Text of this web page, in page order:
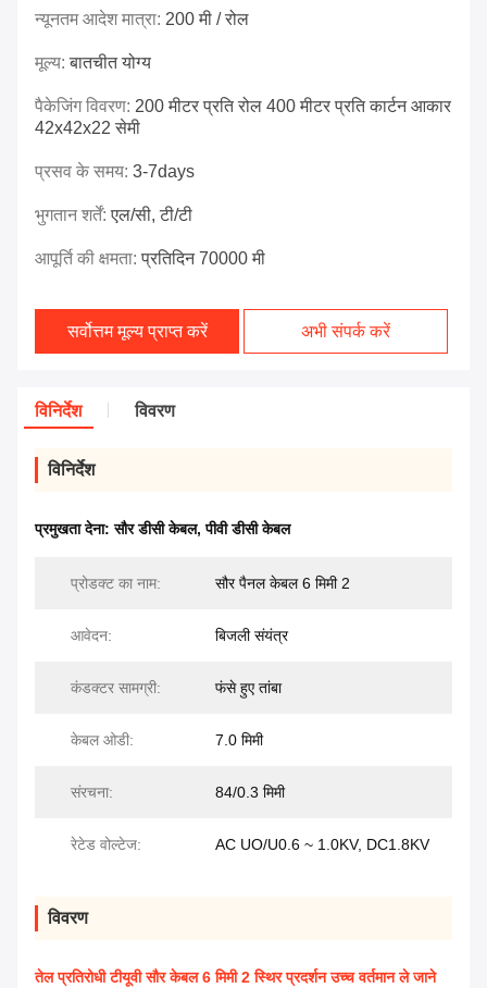
न्यूनतम आदेश मात्रा: 200 मी / रोल
मूल्य:बातचीत योग्य
पैकेजिंग विवरण: 200 मीटर प्रति रोल 400 मीटर प्रति कार्टन आकार
42x42x22 सेमी
प्रसव के समय: 3-7days
भुगतान शर्तें:एल/सी, टी/टी
आपूर्ति की क्षमता:प्रतिदिन 70000 मी
सर्वोत्तम मूल्य प्राप्त करें अभी संपर्क करें
विनिर्देश विवरण
विनिर्देश
प्रमुखता देना:सौर डीसी केबल,पीवी डीसी केबल
प्रोडक्ट का नाम: सौर पैनल केबल 6 मिमी 2
आवेदन: बिजली संयंत्र
कंडक्टर सामग्री: फंसे हुए तांबा
केबल ओडी: 7.0 मिमी
संरचना: 84/0.3 मिमी
रेटेड वोल्टेज: AC UO/U0.6 ~ 1.0KV, DC1.8KV
विवरण
तेल प्रतिरोधी टीयूवी सौर केबल 6 मिमी 2 स्थिर प्रदर्शन उच्च वर्तमान ले जाने